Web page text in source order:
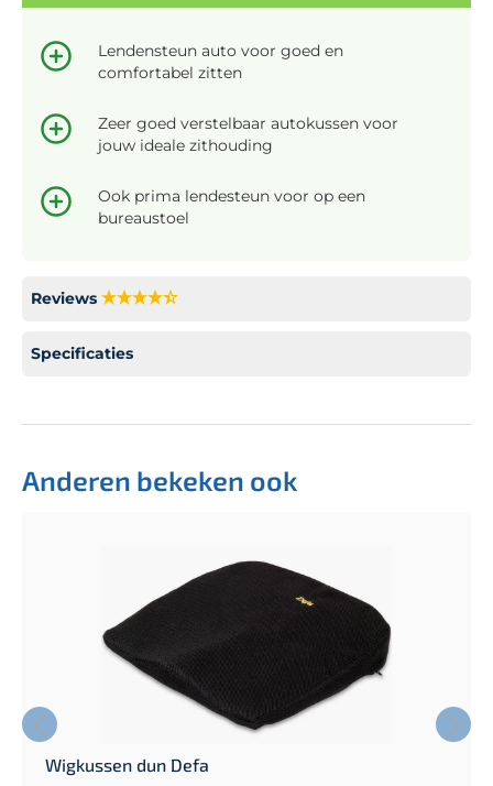
Lendensteun auto voor goed en
comfortabel zitten
Zeer goed verstelbaar autokussen voor
jouw ideale zithouding
Ook prima lendesteun voor op een
bureaustoel
Reviews
Specificaties
Anderen bekeken ook
Wigkussen dun Defa